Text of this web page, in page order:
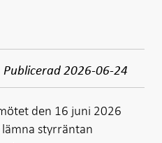
Publicerad 2026-06-24
den 16 juni 2026
styrräntan